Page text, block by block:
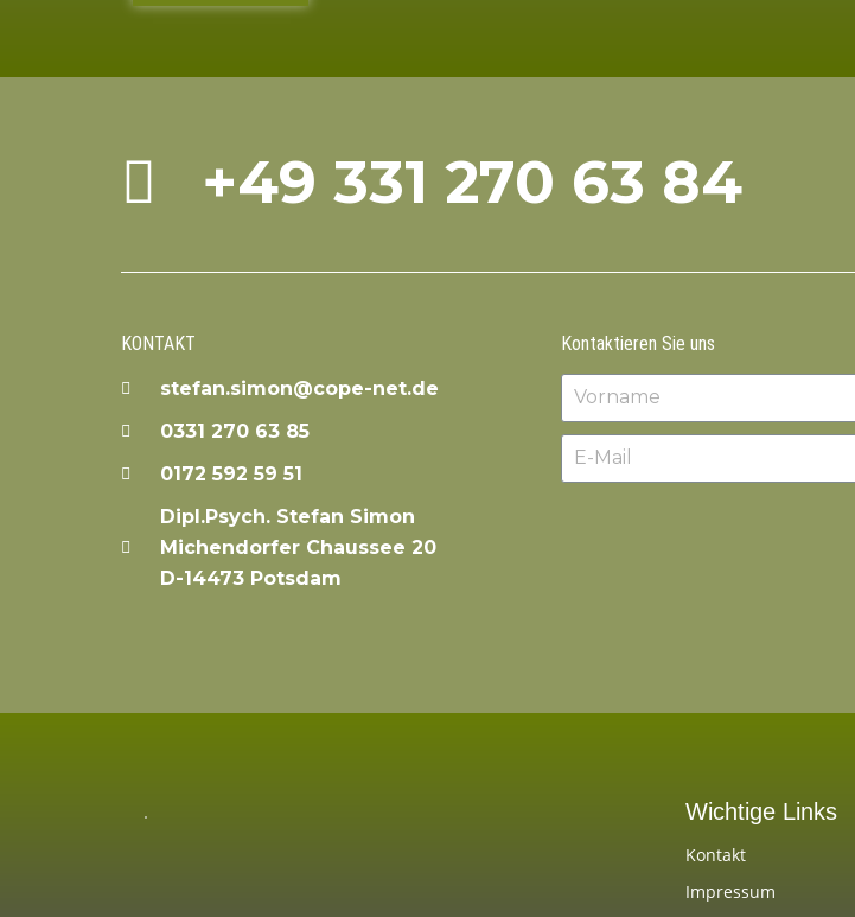
+49 331 270 63 84
KONTAKT
stefan.simon@cope-net.de
0331 270 63 85
0172 592 59 51
Dipl.Psych. Stefan Simon
Michendorfer Chaussee 20
D-14473 Potsdam
Kontaktieren Sie uns
Wichtige Links
Kontakt
Impressum